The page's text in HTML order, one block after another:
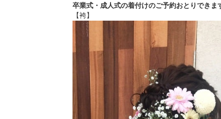
卒業式・成人式の着付けのご予約おとりでき
【袴】